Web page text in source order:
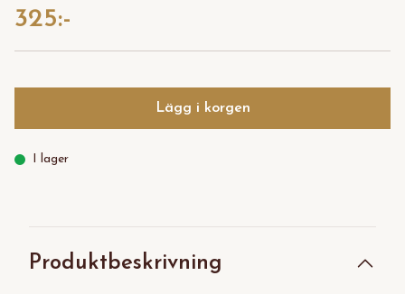
325:-
Lägg i korgen
I lager
Produktbeskrivning